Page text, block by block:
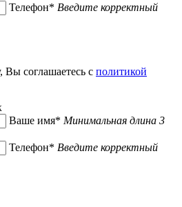
Телефон* Введите корректный
соглашаетесь с политикой
Ваше имя* Минимальная длина 3
Телефон* Введите корректный